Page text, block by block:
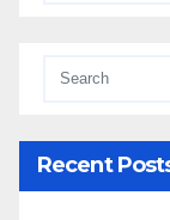
Recent